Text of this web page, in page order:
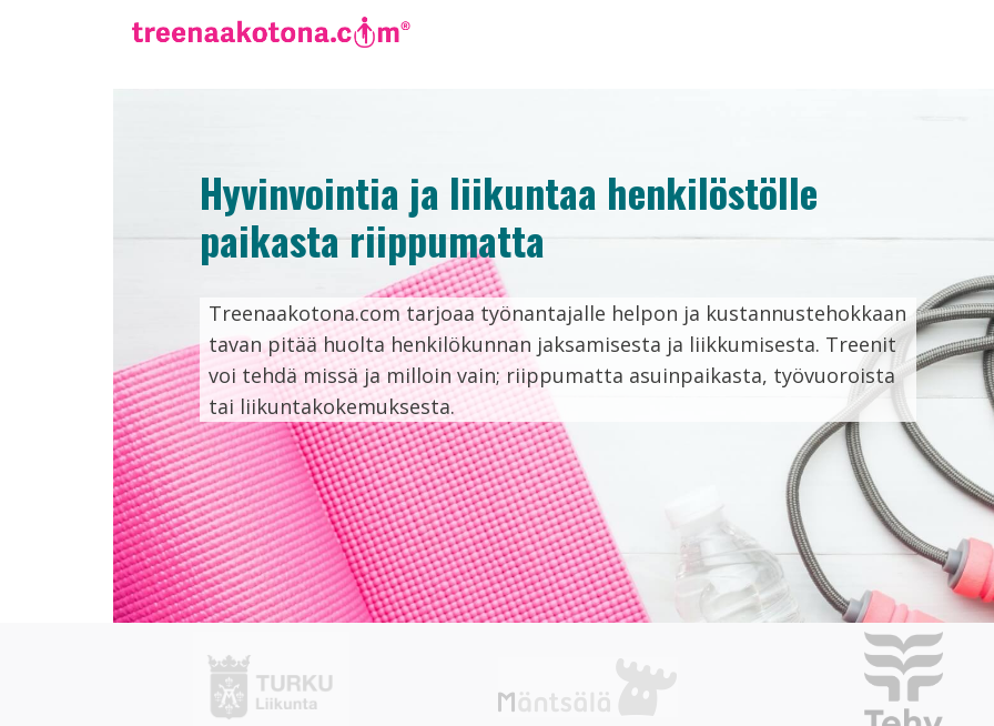
Hyvinvointia ja liikuntaa henkilöstölle
paikasta riippumatta
Treenaakotona.com tarjoaa työnantajalle helpon ja kustannustehokkaan
tavan pitää huolta henkilökunnan jaksamisesta ja liikkumisesta. Treenit
voi tehdä missä ja milloin vain; riippumatta asuinpaikasta, työvuoroista
tai liikuntakokemuksesta.